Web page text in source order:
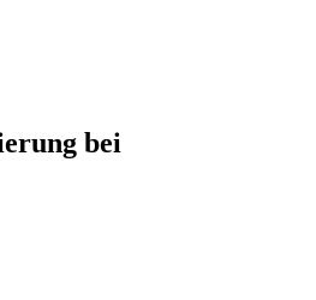
bei